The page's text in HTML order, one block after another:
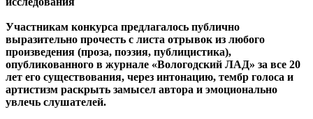
Участникам конкурса предлагалось публично
выразительно прочесть с листа отрывок из любого
произведения (проза, поэзия, публицистика),
опубликованного в журнале «Вологодский ЛАД» за все 20
лет его существования, через интонацию, тембр голоса и
артистизм раскрыть замысел автора и эмоционально
увлечь слушателей.